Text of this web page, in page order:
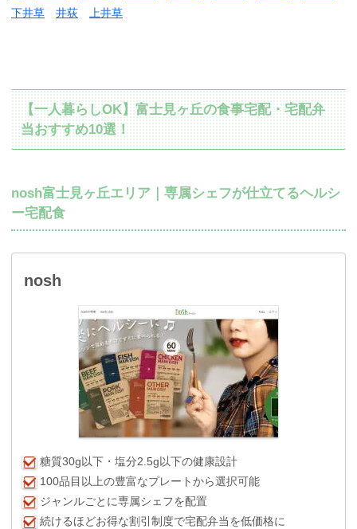
下井草
井荻 上井草
【一人暮らしOK】富士見ヶ丘の食事宅配・宅配弁
当おすすめ10選！
nosh富士見ヶ丘エリア｜専属シェフが仕立てるヘルシ
ー宅配食
nosh
糖質30g以下・塩分2.5g以下の健康設計
100品目以上の豊富なプレートから選択可能
ジャンルごとに専属シェフを配置
続けるほどお得な割引制度で宅配弁当を低価格に